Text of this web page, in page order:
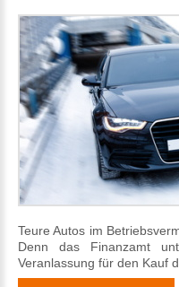
Teure Autos im
Denn das Finanzamt
Veranlassung für den Kauf